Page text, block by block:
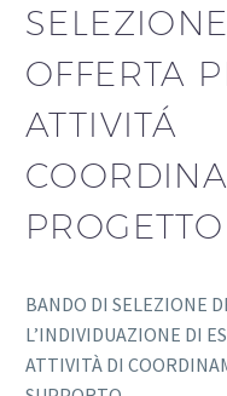
OFFERTA
ATTIVITÁ
BANDO DI SELEZIONE
L’INDIVIDUAZIONE DI
ATTIVITÀ DI